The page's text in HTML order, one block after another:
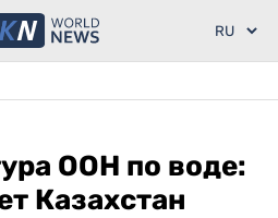
ООН по воде:
Казахстан